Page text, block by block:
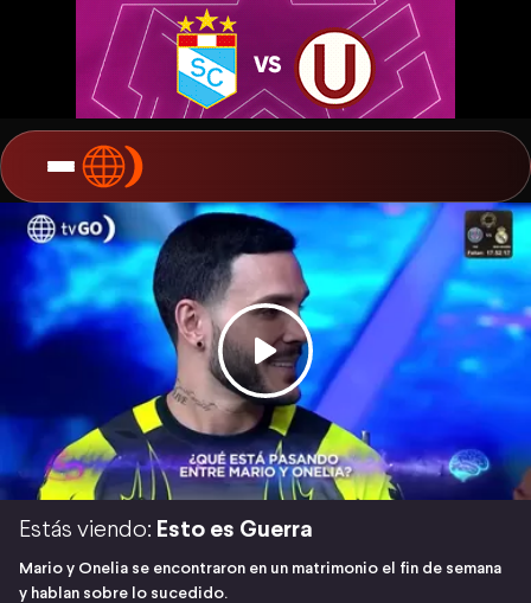
Estás viendo: Esto es Guerra
Mario y Onelia se encontraron en un matrimonio el fin de semana
y hablan sobre lo sucedido.